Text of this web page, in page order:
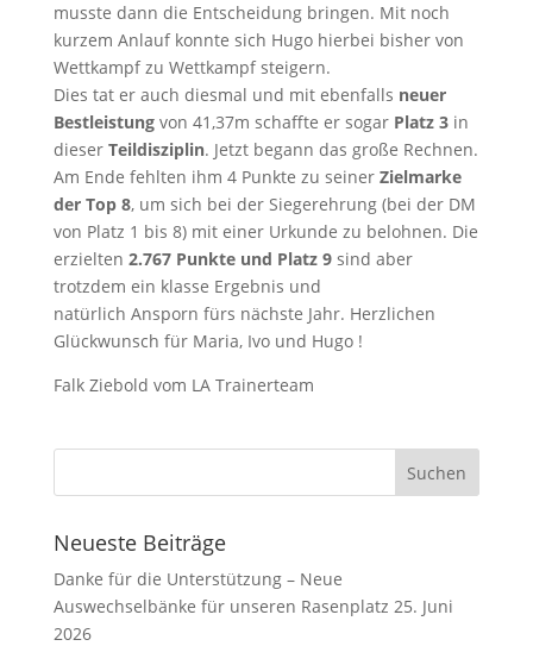
musste dann die Entscheidung bringen. Mit noch
kurzem Anlauf konnte sich Hugo hierbei bisher von
Wettkampf zu Wettkampf steigern.
Dies tat er auch diesmal und mit ebenfalls neuer
Bestleistungvon 41,37m schaffte er sogar Platz 3 in
dieser Teildisziplin. Jetzt begann das große Rechnen.
Am Ende fehlten ihm 4 Punkte zu seiner Zielmarke
der Top 8, um sich bei der Siegerehrung (bei der DM
von Platz 1 bis 8) mit einer Urkunde zu belohnen. Die
erzielten 2.767 Punkte und Platz 9sind aber
trotzdem ein klasse Ergebnis und
natürlich Ansporn fürs nächste Jahr. Herzlichen
Glückwunsch für Maria, Ivo und Hugo !
Falk Ziebold vom LA Trainerteam
Neueste Beiträge
Danke für die Unterstützung – Neue
Auswechselbänke für unseren Rasenplatz 25. Juni
2026